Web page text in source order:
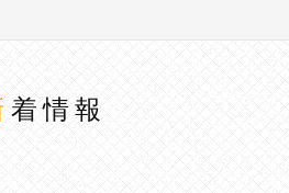
新着情報